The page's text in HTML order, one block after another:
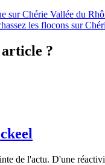
sur Chérie Vallée du
les flocons sur
article ?
de l'actu. D'une